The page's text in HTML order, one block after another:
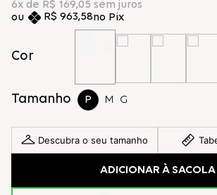
6x de R$ 169,05 sem juros
R$ 963,58no Pix
Cor
Tamanho P M G
Descubra o seu tamanho
ADICIONAR À SACOLA